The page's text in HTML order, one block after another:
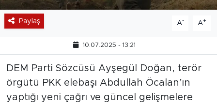
Paylaş A- A+
10.07.2025 - 13:21
DEM Parti Sözcüsü Ayşegül Doğan, terör
örgütü PKK elebaşı Abdullah Öcalan’ın
yaptığı yeni çağrı ve güncel gelişmelere